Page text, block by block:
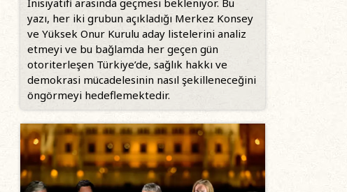
yazı, her iki grubun açıkladığı Merkez Konsey
ve Yüksek Onur Kurulu aday listelerini analiz
etmeyi ve bu bağlamda her geçen gün
otoriterleşen Türkiye’de, sağlık hakkı ve
demokrasi mücadelesinin nasıl şekilleneceğini
öngörmeyi hedeflemektedir.